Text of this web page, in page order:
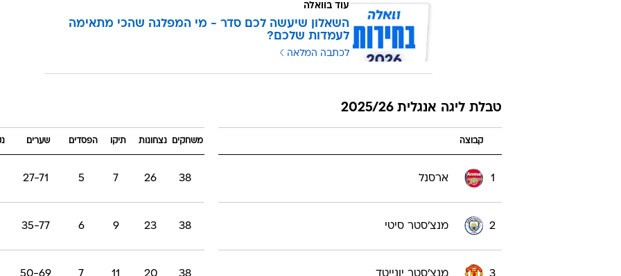
עוד בוואלה
השאלון שיעשה לכם סדר - מי המפלגה שהכי מתאימה
לעמדות שלכם?
לכתבה המלאה
טבלת ליגה אנגלית 2025/26
קבוצה משחקים נצחונות תיקו הפסדים שערים
1 ארסנל 38
26
7
5
27-71
2 מנצ'סטר סיטי 38
23
9
6
35-77